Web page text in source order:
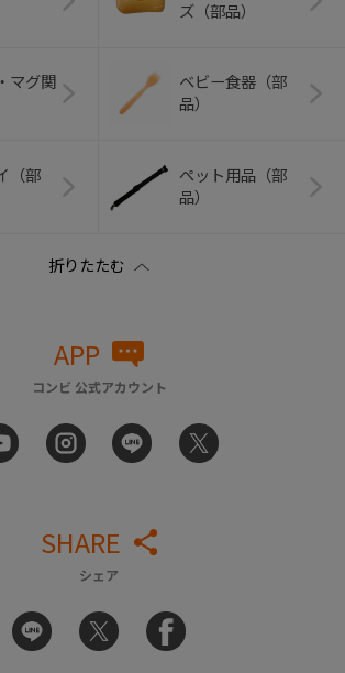
ズ（部品）
マグ関
ベビー食器（部
品）
（部
ペット用品（部
品）
APP
コンビ 公式アカウント
SHARE
シェア